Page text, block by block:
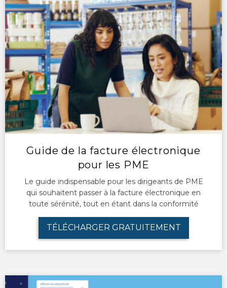
Guide de la facture électronique
pour les PME
Le guide indispensable pour les dirigeants de PME
qui souhaitent passer à la facture électronique en
toute sérénité, tout en étant dans la conformité
TÉLÉCHARGER GRATUITEMENT